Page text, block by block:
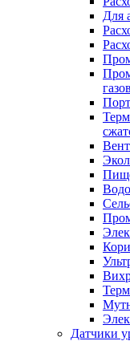
Для
газов
Датчики